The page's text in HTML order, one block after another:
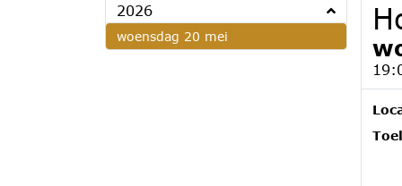
2026
woensdag 20 mei